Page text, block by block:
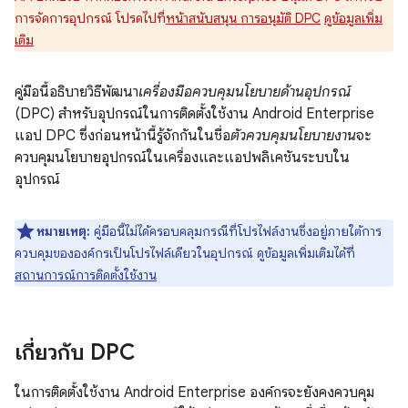
การจัดการอุปกรณ์ โปรดไปที่หน้าสนับสนุน การอนุมัติ DPC ดูข้อมูลเพิ่ม
เติม
คู่มือนี้อธิบายวิธีพัฒนาเครื่องมือควบคุมนโยบายด้านอุปกรณ์
(DPC) สำหรับอุปกรณ์ในการติดตั้งใช้งาน Android Enterprise
แอป DPC ซึ่งก่อนหน้านี้รู้จักกันในชื่อตัวควบคุมนโยบายงานจะ
ควบคุมนโยบายอุปกรณ์ในเครื่องและแอปพลิเคชันระบบใน
อุปกรณ์
หมายเหตุ: คู่มือนี้ไม่ได้ครอบคลุมกรณีที่โปรไฟล์งานซึ่งอยู่ภายใต้การ
ควบคุมขององค์กรเป็นโปรไฟล์เดียวในอุปกรณ์ ดูข้อมูลเพิ่มเติมได้ที่
สถานการณ์การติดตั้งใช้งาน
เกี่ยวกับ DPC
ในการติดตั้งใช้งาน Android Enterprise องค์กรจะยังคงควบคุม